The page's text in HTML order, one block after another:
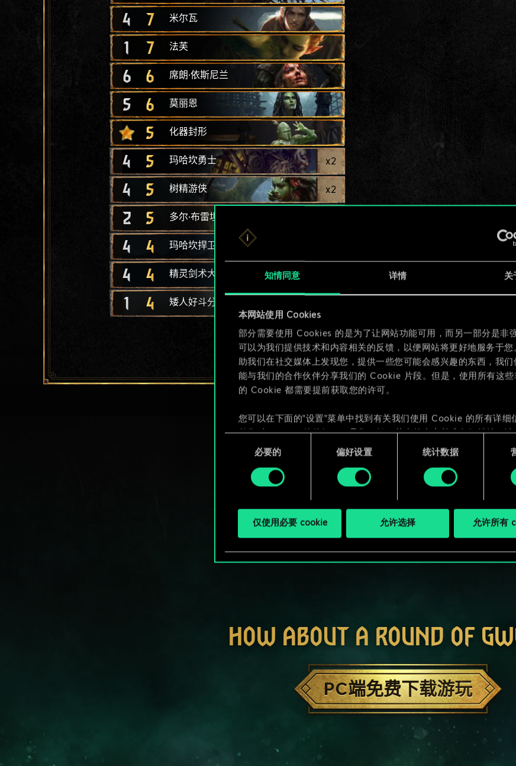
知情同意 详情 关
本网站使用 Cookies
部分需要使用 Cookies 的是为了让网站功能可用，而另一部分是非
可以为我们提供技术和内容相关的反馈，以便网站将更好地服务于您
助我们在社交媒体上发现您，提供一些您可能会感兴趣的东西，我们
能与我们的合作伙伴分享我们的 Cookie 片段。但是，使用所有这些
的 Cookie 都需要提前获取您的许可。
您可以在下面的"设置"菜单中找到有关我们使用 Cookie 的所有详细
整您对 Cookie 的偏好。一旦您了解了其中的内容并准备好继续，请
定"。
必要的 偏好设置 统计数据
仅使用必要 cookie 允许选择 允许所有
4 7 米尔瓦
1 7 法芙
6 6 席朗·依斯尼兰
5 6 莫丽恩
5 化器封形
4 5 玛哈坎勇士 x2
4 5 树精游侠 x2
2 5 多尔·布雷坦纳弓箭手
4 4 玛哈坎捍卫者
4 4 精灵剑术大师
1 4 矮人好斗分子
HOW ABOUT A ROUND OF
PC端免费下载游玩